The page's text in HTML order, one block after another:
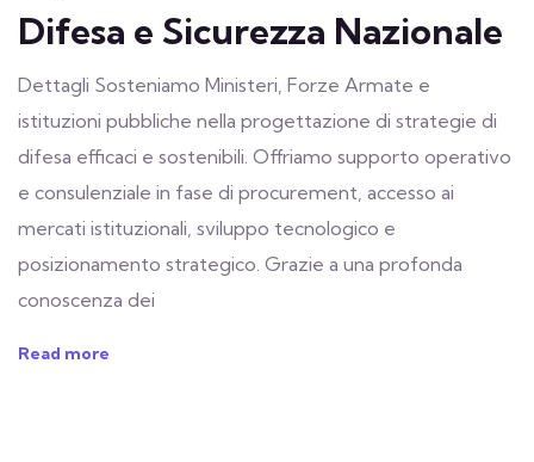
Difesa e Sicurezza Nazionale
Dettagli Sosteniamo Ministeri, Forze Armate e
istituzioni pubbliche nella progettazione di strategie di
difesa efficaci e sostenibili. Offriamo supporto operativo
e consulenziale in fase di procurement, accesso ai
mercati istituzionali, sviluppo tecnologico e
posizionamento strategico. Grazie a una profonda
conoscenza dei
Read more